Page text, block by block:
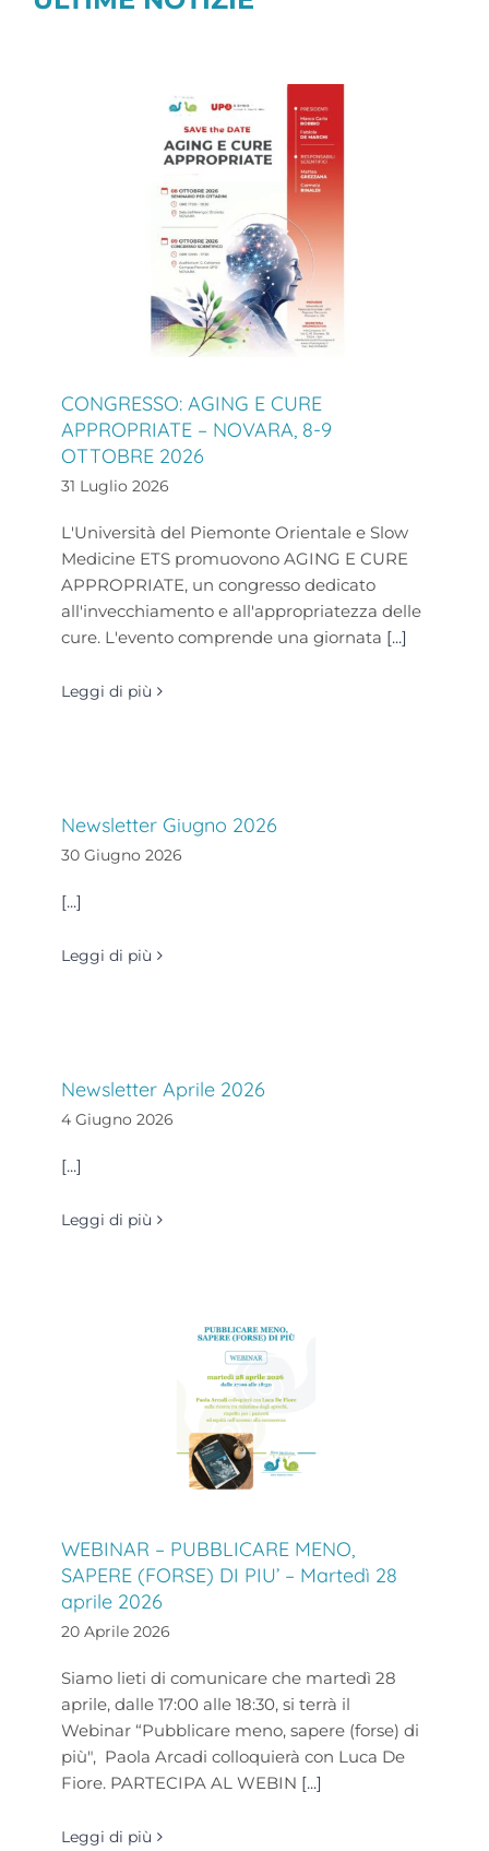
CONGRESSO: AGING E CURE
APPROPRIATE – NOVARA, 8-9
OTTOBRE 2026
31 Luglio 2026
L'Università del Piemonte Orientale e Slow
Medicine ETS promuovono AGING E CURE
APPROPRIATE, un congresso dedicato
all'invecchiamento e all'appropriatezza delle
cure. L'evento comprende una giornata [...]
Leggi di più
Newsletter Giugno 2026
30 Giugno 2026
[...]
Leggi di più
Newsletter Aprile 2026
4 Giugno 2026
[...]
Leggi di più
WEBINAR – PUBBLICARE MENO,
SAPERE (FORSE) DI PIU’ – Martedì 28
aprile 2026
20 Aprile 2026
Siamo lieti di comunicare che martedì 28
aprile, dalle 17:00 alle 18:30, si terrà il
Webinar “Pubblicare meno, sapere (forse) di
più", Paola Arcadi colloquierà con Luca De
Fiore. PARTECIPA AL WEBIN [...]
Leggi di più